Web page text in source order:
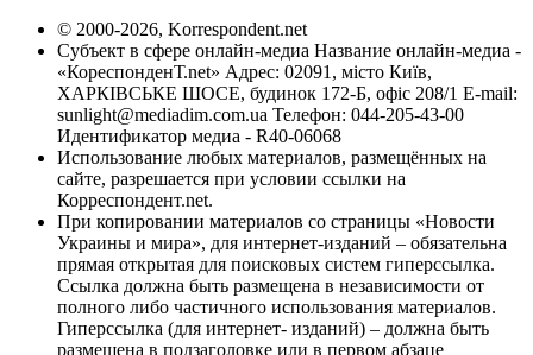
© 2000-2026, Korrespondent.net
Субъект в сфере онлайн-медиа Название онлайн-медиа -
«КореспонденТ.net» Адрес: 02091, місто Київ,
ХАРКІВСЬКЕ ШОСЕ, будинок 172-Б, офіс 208/1 E-mail:
sunlight@mediadim.com.ua Телефон: 044-205-43-00
Идентификатор медиа - R40-06068
Использование любых материалов, размещённых на
сайте, разрешается при условии ссылки на
Корреспондент.net.
При копировании материалов со страницы «Новости
Украины и мира», для интернет-изданий – обязательна
прямая открытая для поисковых систем гиперссылка.
Ссылка должна быть размещена в независимости от
полного либо частичного использования материалов.
Гиперссылка (для интернет- изданий) – должна быть
размещена в подзаголовке или в первом абзаце